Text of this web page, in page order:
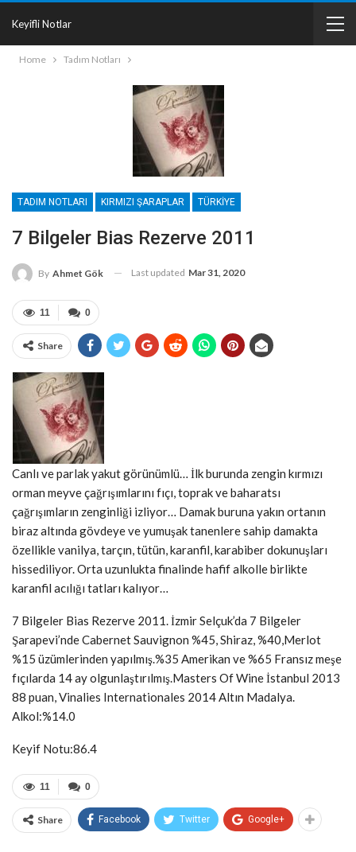
Keyifli Notlar
Home Tadım Notları
TADIM NOTLARI KIRMIZI ŞARAPLAR TÜRKIYE
7 Bilgeler Bias Rezerve 2011
By Ahmet Gök Last updated Mar 31, 2020
0
11
Share
Canlı ve parlak yakut görünümlü… İlk burunda zengin kırmızı
orman meyve çağrışımlarını fıçı, toprak ve baharatsı
çağrışımların zenginliği izliyor… Damak buruna yakın ortanın
biraz altında gövdeye ve yumuşak tanenlere sahip damakta
özellikle vanilya, tarçın, tütün, karanfil, karabiber dokunuşları
hissediliyor. Orta uzunlukta finalinde hafif alkolle birlikte
karanfil acılığı tatları kalıyor…
7 Bilgeler Bias Rezerve 2011. İzmir Selçuk’da 7 Bilgeler
Şarapevi’nde Cabernet Sauvignon %45, Shiraz, %40,Merlot
%15 üzümlerinden yapılmış.%35 Amerikan ve %65 Fransız meşe
fıçılarda 14 ay olgunlaştırılmış.Masters Of Wine İstanbul 2013
88 puan, Vinalies Internationales 2014 Altın Madalya.
Alkol:%14.0
Keyif Notu:86.4
0
11
Share Facebook Twitter Google+